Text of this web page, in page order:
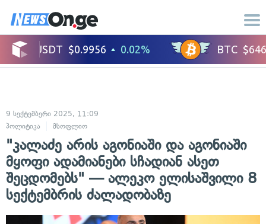
9 სექტემბერი 2025, 11:09
პოლიტიკა
მსოფლიო
"კალაძე არის აგონიაში და აგონიაში
მყოფი ადამიანები სჩადიან ასეთ
შეცდომებს" — ალეკო ელისაშვილი 8
სექტემბრის ძალადობაზე